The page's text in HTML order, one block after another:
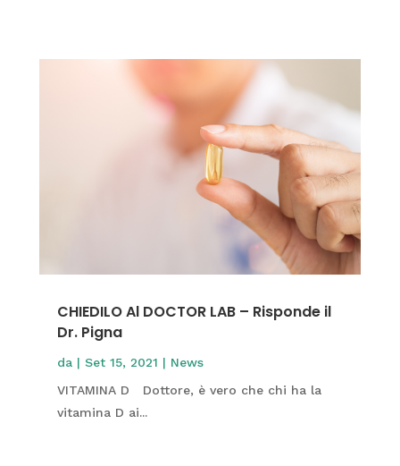
CHIEDILO Al DOCTOR LAB – Risponde il
Dr. Pigna
da | Set 15, 2021 | News
VITAMINA D Dottore, è vero che chi ha la
vitamina D ai...